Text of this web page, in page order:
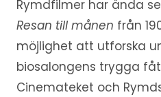
Rymdfilmer har ända
Resan till månen från
möjlighet att utforska
biosalongens trygga
Cinemateket och